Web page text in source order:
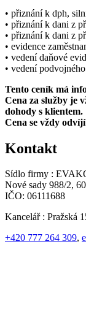
• přiznání k dph,
• přiznání k dani z
• přiznání k dani z
• evidence
• vedení daňové
• vedení
Tento ceník má
Cena za služby je
dohody s klientem.
Cena se vždy
Kontakt
Sídlo firmy :
Nové sady 988/2,
IČO: 06111688
Kancelář : Pražská
+420 777 264 309,